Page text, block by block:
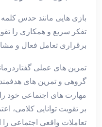
بازی ‌هایی مانند حدس کلمه
تفکر سریع و همکاری را
برقراری تعامل فعال و
تمرین‌ های عملی
گروهی و تمرین‌ های
مهارت‌ های اجتماعی خود را
بر تقویت توانایی کلامی،
تعاملات واقعی اجتماعی